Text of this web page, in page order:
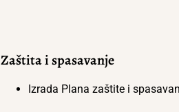
Zaštita i spasavanje
Izrada Plana zaštite i